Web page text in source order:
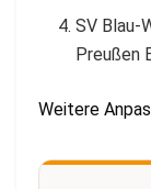
SV Blau-
Preußen
Weitere